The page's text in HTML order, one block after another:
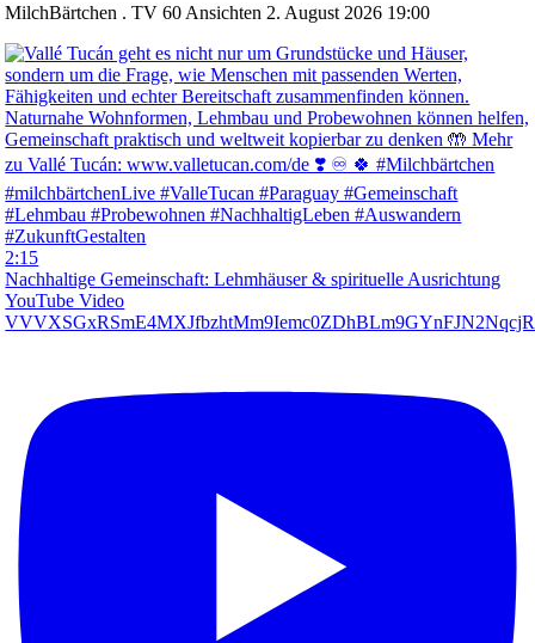
MilchBärtchen . TV 60 Ansichten 2. August 2026 19:00
2:15
Nachhaltige Gemeinschaft: Lehmhäuser & spirituelle Ausrichtung
YouTube Video